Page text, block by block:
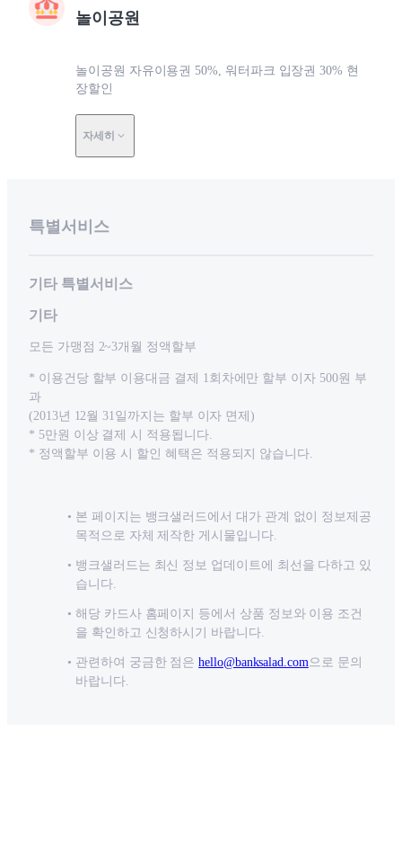
놀이공원
놀이공원 자유이용권 50%, 워터파크 입장권 30% 현
장할인
자세히
특별서비스
기타 특별서비스
기타
모든 가맹점 2~3개월 정액할부
* 이용건당 할부 이용대금 결제 1회차에만 할부 이자 500원 부
과
(2013년 12월 31일까지는 할부 이자 면제)
* 5만원 이상 결제 시 적용됩니다.
* 정액할부 이용 시 할인 혜택은 적용되지 않습니다.
본 페이지는 뱅크샐러드에서 대가 관계 없이 정보제공
목적으로 자체 제작한 게시물입니다.
뱅크샐러드는 최신 정보 업데이트에 최선을 다하고 있
습니다.
해당 카드사 홈페이지 등에서 상품 정보와 이용 조건
을 확인하고 신청하시기 바랍니다.
관련하여 궁금한 점은 hello@banksalad.com으로 문의
바랍니다.